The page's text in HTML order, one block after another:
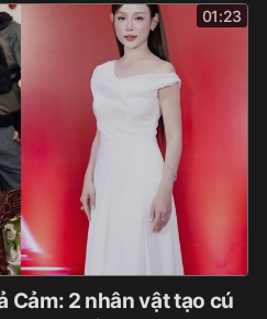
01:23
Cảm: 2 nhân vật tạo cú